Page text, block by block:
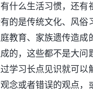
什么生活习惯，还有
的是传统文化、风俗
教育、家族遗传造成
的，这些都不是大问
学习长点见识就可以
念或者错误的观点，